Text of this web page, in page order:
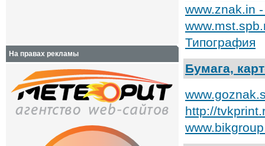
www.znak.in
Типография
Бумага,
http://
На правах рекламы